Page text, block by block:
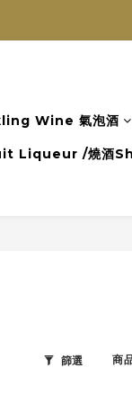
Wine 氣泡酒
Liqueur /燒酒
篩選 商